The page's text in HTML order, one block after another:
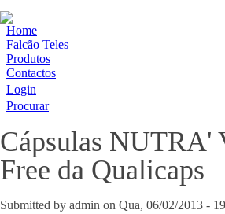
Home
Falcão Teles
Produtos
Contactos
Login
Procurar
Cápsulas NUTRA'
Free da Qualicaps
Submitted by admin on Qua, 06/02/2013 -